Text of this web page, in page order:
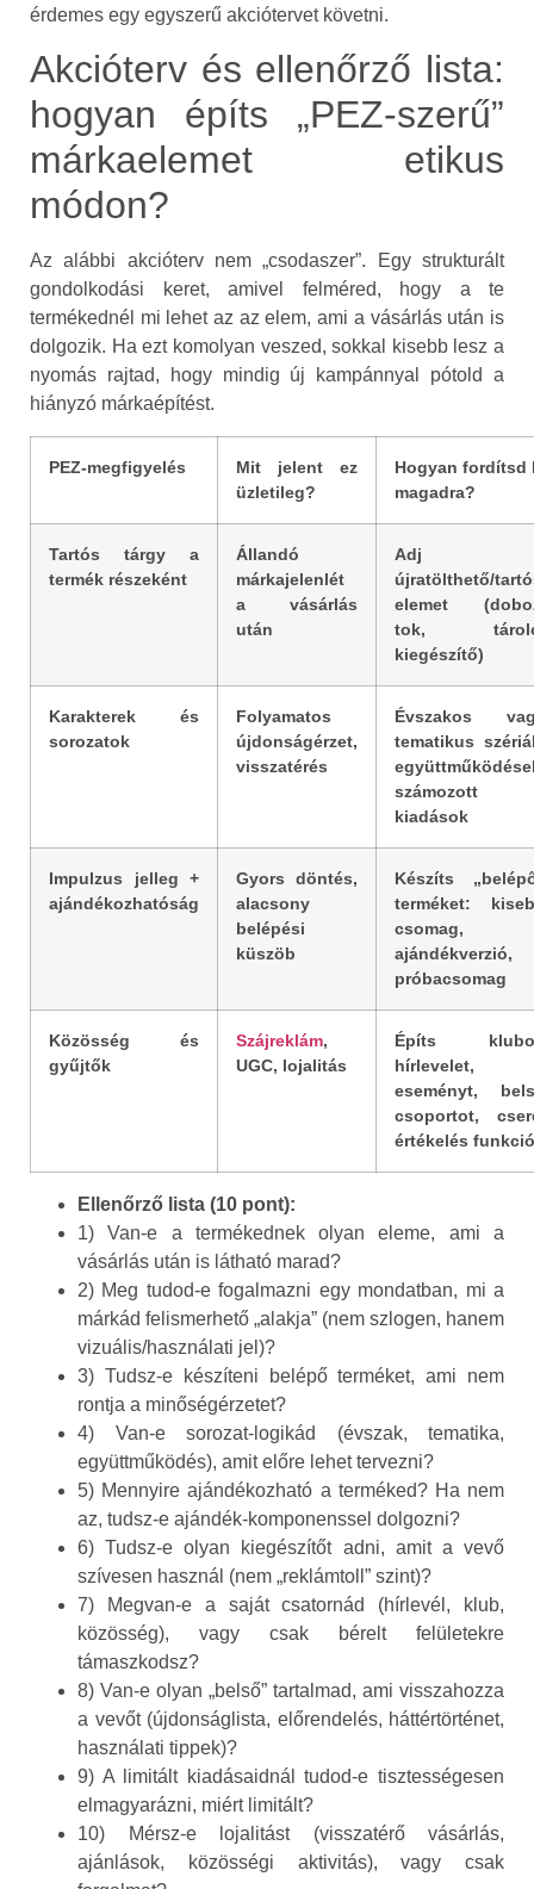
érdemes egy egyszerű akciótervet követni.
Akcióterv és ellenőrző lista:
hogyan építs „PEZ-szerű”
márkaelemet etikus
módon?
Az alábbi akcióterv nem „csodaszer”. Egy strukturált
gondolkodási keret, amivel felméred, hogy a te
termékednél mi lehet az az elem, ami a vásárlás után is
dolgozik. Ha ezt komolyan veszed, sokkal kisebb lesz a
nyomás rajtad, hogy mindig új kampánnyal pótold a
hiányzó márkaépítést.
PEZ-megfigyelés
Mit jelent ez
üzletileg?
Hogyan fordítsd
magadra?
Tartós tárgy a
termék részeként
Állandó
márkajelenlét
a vásárlás
után
Adj
újratölthető/
elemet
tok,
kiegészítő)
Karakterek és
sorozatok
Folyamatos
újdonságérzet,
visszatérés
Évszakos
tematikus
számozott
kiadások
Impulzus jelleg +
ajándékozhatóság
Gyors döntés,
alacsony
belépési
küszöb
Készíts
terméket:
csomag,
ajándékverzió,
próbacsomag
Közösség és
gyűjtők
Szájreklám,
UGC, lojalitás
Építs
hírlevelet,
eseményt,
csoportot,
értékelés
Ellenőrző lista (10 pont):
1) Van-e a termékednek olyan eleme, ami a
vásárlás után is látható marad?
2) Meg tudod-e fogalmazni egy mondatban, mi a
márkád felismerhető „alakja” (nem szlogen, hanem
vizuális/használati jel)?
3) Tudsz-e készíteni belépő terméket, ami nem
rontja a minőségérzetet?
4) Van-e sorozat-logikád (évszak, tematika,
együttműködés), amit előre lehet tervezni?
5) Mennyire ajándékozható a terméked? Ha nem
az, tudsz-e ajándék-komponenssel dolgozni?
6) Tudsz-e olyan kiegészítőt adni, amit a vevő
szívesen használ (nem „reklámtoll” szint)?
7) Megvan-e a saját csatornád (hírlevél, klub,
közösség), vagy csak bérelt felületekre
támaszkodsz?
8) Van-e olyan „belső” tartalmad, ami visszahozza
a vevőt (újdonságlista, előrendelés, háttértörténet,
használati tippek)?
9) A limitált kiadásaidnál tudod-e tisztességesen
elmagyarázni, miért limitált?
10) Mérsz-e lojalitást (visszatérő vásárlás,
ajánlások, közösségi aktivitás), vagy csak